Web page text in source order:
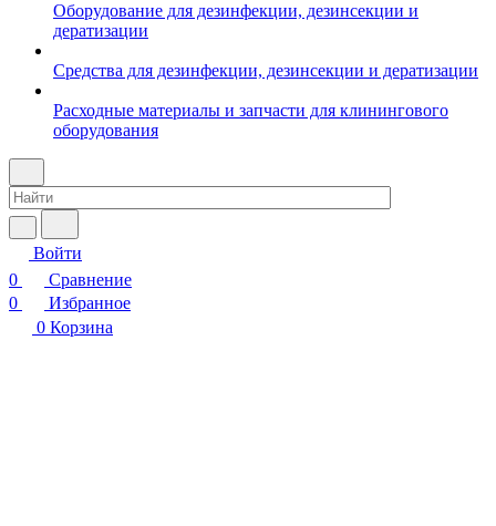
Оборудование для дезинфекции, дезинсекции и
дератизации
Средства для дезинфекции, дезинсекции и дератизации
Расходные материалы и запчасти для клинингового
оборудования
Войти
0
Сравнение
0
Избранное
0 Корзина